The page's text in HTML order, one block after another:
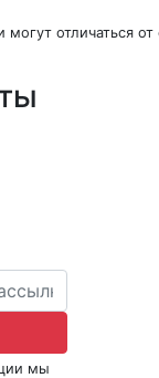
отличаться от
мы